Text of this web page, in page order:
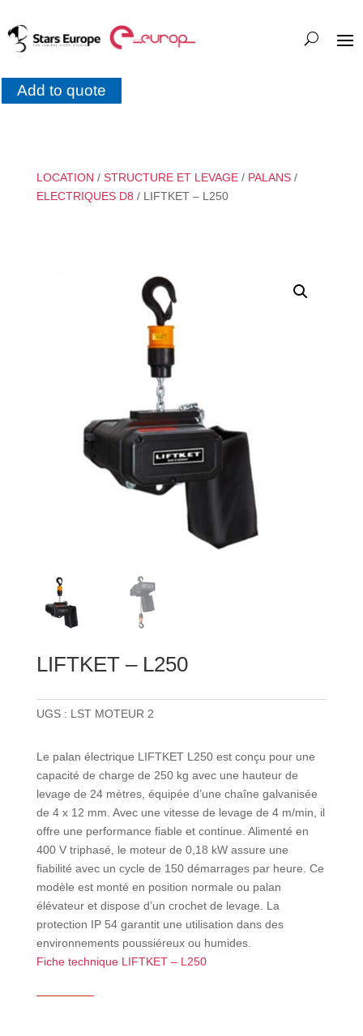
Add to quote
LOCATION / STRUCTURE ET LEVAGE/ PALANS/
ELECTRIQUES D8 / LIFTKET – L250
LIFTKET – L250
UGS : LST MOTEUR 2
Le palan électrique LIFTKET L250 est conçu pour une
capacité de charge de 250 kg avec une hauteur de
levage de 24 mètres, équipée d’une chaîne galvanisée
de 4 x 12 mm. Avec une vitesse de levage de 4 m/min, il
offre une performance fiable et continue. Alimenté en
400 V triphasé, le moteur de 0,18 kW assure une
fiabilité avec un cycle de 150 démarrages par heure. Ce
modèle est monté en position normale ou palan
élévateur et dispose d’un crochet de levage. La
protection IP 54 garantit une utilisation dans des
environnements poussiéreux ou humides.
Fiche technique LIFTKET – L250